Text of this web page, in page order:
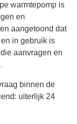
warmtepomp is
en
aangetoond dat
in gebruik is
aanvragen en
binnen de
uiterlijk 24